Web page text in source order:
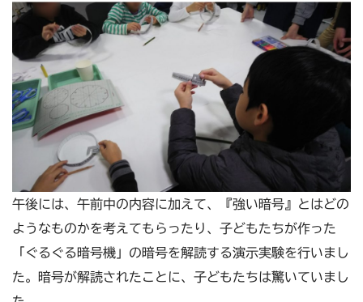
午後には、午前中の内容に加えて、『強い暗号』とはどの
ようなものかを考えてもらったり、子どもたちが作った
「ぐるぐる暗号機」の暗号を解読する演示実験を行いまし
た。暗号が解読されたことに、子どもたちは驚いていまし